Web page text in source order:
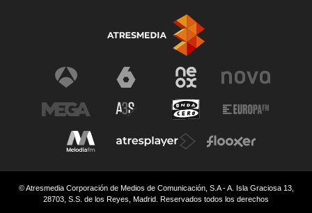
© Atresmedia Corporación de Medios de Comunicación, S.A - A. Isla Graciosa 13,
28703, S.S. de los Reyes, Madrid. Reservados todos los derechos